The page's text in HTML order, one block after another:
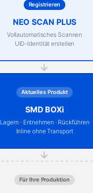
Registrieren
NEO SCAN PLUS
Vollautomatisches Scannen
UID-Identität erstellen
→
Aktuelles Produkt
SMD BOXi
Lagern · Entnehmen · Rückführen
Inline ohne Transport
→
Für Ihre Produktion